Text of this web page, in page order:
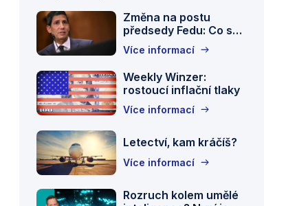
Warsh,
nominee
for
Federal
Reserve
Chair,
testifies
during
Změna na postu
předsedy Fedu: Co se
změní s Kevinem
Warshem v čele?
Více informací
zum
Thema
Finanzpolitik,
Vermögen
Weekly Winzer:
rostoucí inflační tlaky
Více informací
Letectví, kam kráčíš?
Více informací
Rozruch kolem umělé